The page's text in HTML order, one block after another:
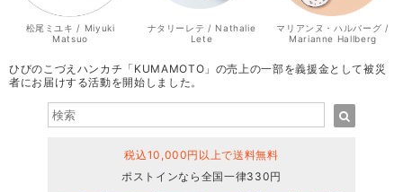
松尾ミユキ / Miyuki
Matsuo
ナタリーレテ / Nathalie
Lete
マリアンヌ・ハルバーグ /
Marianne Hallberg
ひびのこづえハンカチ「KUMAMOTO」の売上の一部を義援金として被災
者にお届けする活動を開始しました。
税込10,000円以上で送料無料
ポストインなら全国一律330円